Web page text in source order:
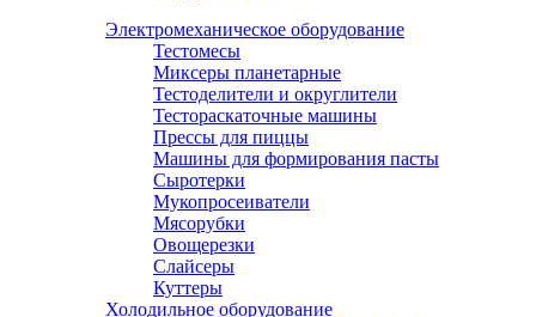
Электромеханическое оборудование
Тестомесы
Миксеры планетарные
Тестоделители и округлители
Тестораскаточные машины
Прессы для пиццы
Машины для формирования пасты
Сыротерки
Мукопросеиватели
Мясорубки
Овощерезки
Слайсеры
Куттеры
Холодильное оборудование